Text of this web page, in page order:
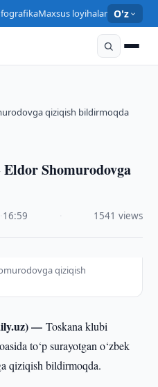
Maxsus loyihalar O'z
qiziqish bildirmoqda
Shomurodovga
16:59 1541 views
qiziqish
—Toskana klubi
to‘p surayotgan o‘zbek
qiziqish bildirmoqda.